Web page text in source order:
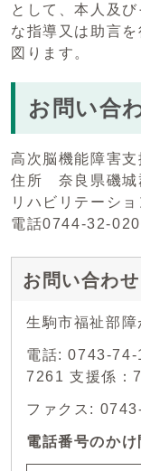
として、本人及
な指導又は助言
図ります。
お問い合
高次脳機能障害支
住所 奈良県磯城
リハビリテーシ
電話0744-32-
お問い合わせ
生駒市福祉部障
電話: 0743-74-
7261 支援係：
ファクス:
電話番号のかけ